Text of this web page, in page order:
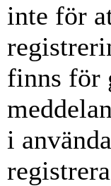
inte för
finns för
i